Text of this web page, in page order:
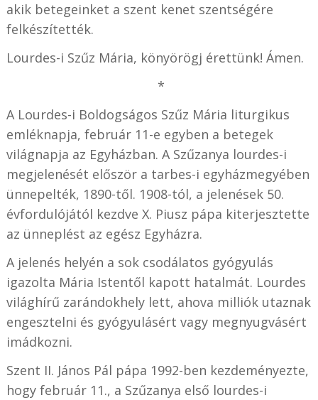
akik betegeinket a szent kenet szentségére
felkészítették.
Lourdes-i Szűz Mária, könyörögj érettünk! Ámen.
*
A Lourdes-i Boldogságos Szűz Mária liturgikus
emléknapja, február 11-e egyben a betegek
világnapja az Egyházban. A Szűzanya lourdes-i
megjelenését először a tarbes-i egyházmegyében
ünnepelték, 1890-től. 1908-tól, a jelenések 50.
évfordulójától kezdve X. Piusz pápa kiterjesztette
az ünneplést az egész Egyházra.
A jelenés helyén a sok csodálatos gyógyulás
igazolta Mária Istentől kapott hatalmát. Lourdes
világhírű zarándokhely lett, ahova milliók utaznak
engesztelni és gyógyulásért vagy megnyugvásért
imádkozni.
Szent II. János Pál pápa 1992-ben kezdeményezte,
hogy február 11., a Szűzanya első lourdes-i